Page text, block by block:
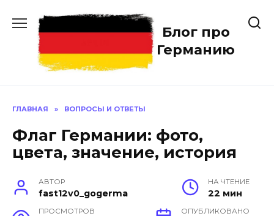
содержанию
Блог про
Германию
ГЛАВНАЯ » ВОПРОСЫ И ОТВЕТЫ
Флаг Германии: фото,
цвета, значение, история
АВТОР
fast12v0_gogerma
НА ЧТЕНИЕ
22 мин
ПРОСМОТРОВ ОПУБЛИКОВАНО